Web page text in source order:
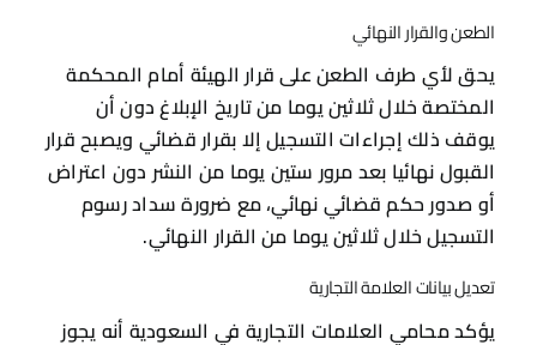
الطعن والقرار النهائي
يحق لأي طرف الطعن على قرار الهيئة أمام المحكمة
المختصة خلال ثلاثين يوما من تاريخ الإبلاغ دون أن
يوقف ذلك إجراءات التسجيل إلا بقرار قضائي ويصبح قرار
القبول نهائيا بعد مرور ستين يوما من النشر دون اعتراض
أو صدور حكم قضائي نهائي، مع ضرورة سداد رسوم
التسجيل خلال ثلاثين يوما من القرار النهائي.
تعديل بيانات العلامة التجارية
يؤكد محامي العلامات التجارية في السعودية أنه يجوز